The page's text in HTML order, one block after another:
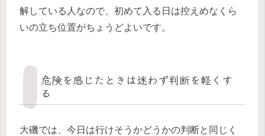
解している人なので、初めて入る日は控えめなくら
いの立ち位置がちょうどよいです。
危険を感じたときは迷わず判断を軽くす
る
大磯では、今日は行けそうかどうかの判断と同じく